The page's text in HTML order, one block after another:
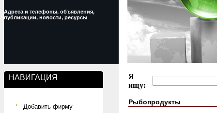
Адреса и телефоны, объявления,
публикации, новости, ресурсы
НАВИГАЦИЯ
Добавить фирму
Я
ищу:
Рыбопродукты